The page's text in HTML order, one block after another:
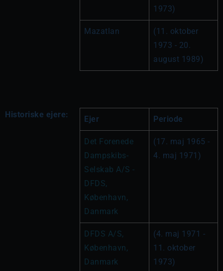
1973)
Mazatlan
(11. oktober
1973 - 20.
august 1989)
Historiske ejere: Ejer Periode
Det Forenede
Dampskibs-
Selskab A/S -
DFDS,
København,
Danmark
(17. maj 1965 -
4. maj 1971)
DFDS A/S,
København,
Danmark
(4. maj 1971 -
11. oktober
1973)